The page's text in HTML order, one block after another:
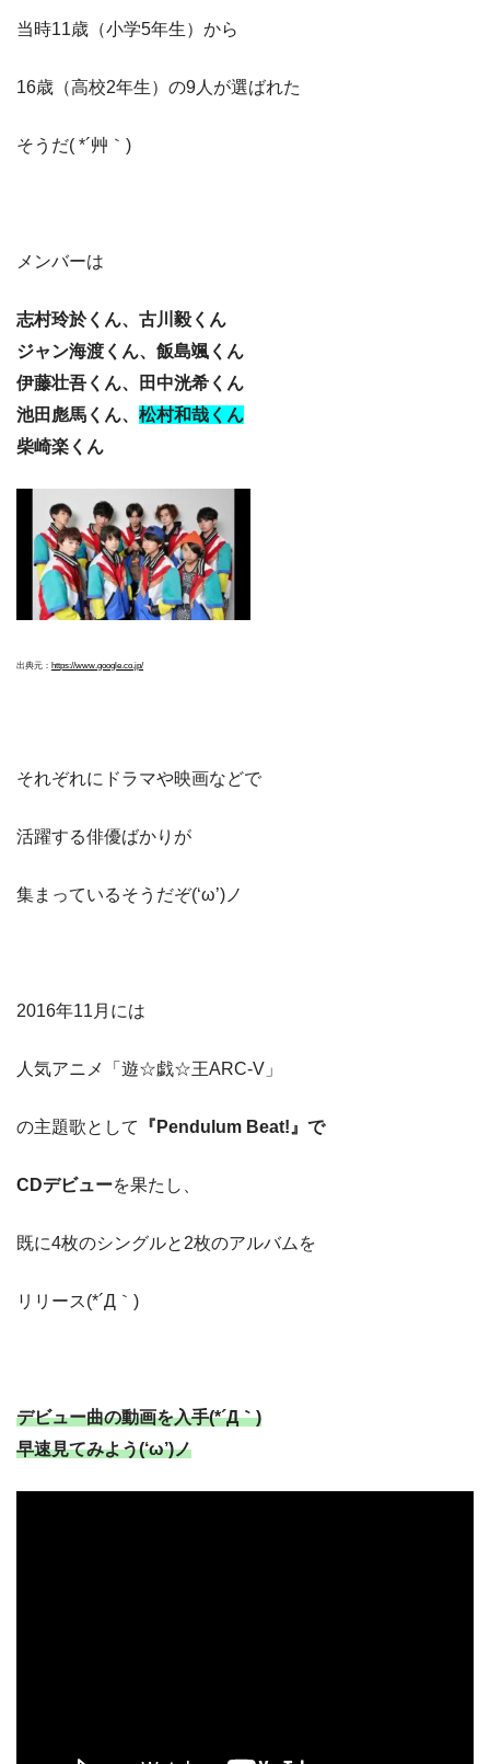
当時11歳（小学5年生）から
16歳（高校2年生）の9人が選ばれた
そうだ( *´艸｀)
メンバーは
志村玲於くん、古川毅くん
ジャン海渡くん、飯島颯くん
伊藤壮吾くん、田中洸希くん
池田彪馬くん、 松村和哉くん
柴崎楽くん
出典元： https://www.google.co.jp/
それぞれにドラマや映画などで
活躍する俳優ばかりが
集まっているそうだぞ(‘ω’)ノ
2016年11月には
人気アニメ「遊☆戯☆王ARC-V」
の主題歌として 『Pendulum Beat!』で
CDデビューを果たし、
既に4枚のシングルと2枚のアルバムを
リリース(*´Д｀)
デビュー曲の動画を入手(*´Д｀)
早速見てみよう(‘ω’)ノ